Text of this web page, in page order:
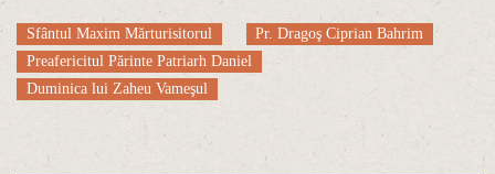
Sfântul Maxim Mărturisitorul
Pr. Dragoş Ciprian Bahrim
Preafericitul Părinte Patriarh Daniel
Duminica lui Zaheu Vameşul